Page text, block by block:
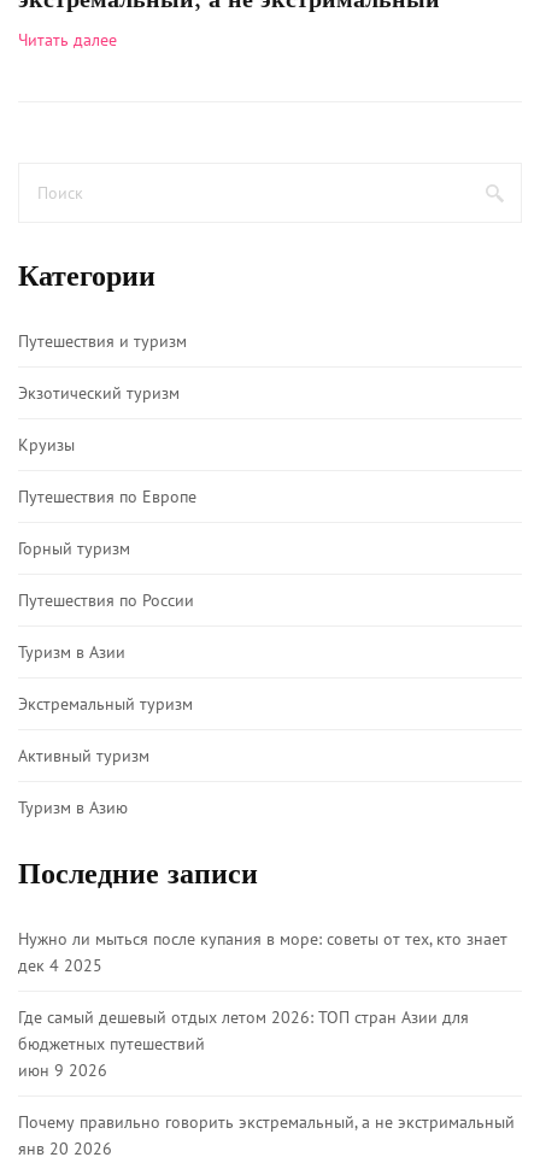
Читать далее
Категории
Путешествия и туризм
Экзотический туризм
Круизы
Путешествия по Европе
Горный туризм
Путешествия по России
Туризм в Азии
Экстремальный туризм
Активный туризм
Туризм в Азию
Последние записи
Нужно ли мыться после купания в море: советы от тех, кто знает
дек 4 2025
Где самый дешевый отдых летом 2026: ТОП стран Азии для
бюджетных путешествий
июн 9 2026
Почему правильно говорить экстремальный, а не экстримальный
янв 20 2026